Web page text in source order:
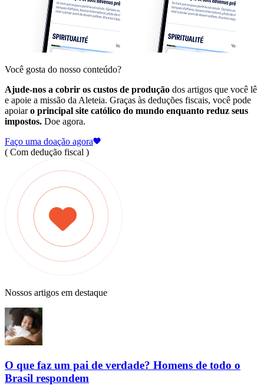
Você gosta do nosso conteúdo?
Ajude-nos a cobrir os custos de produção dos artigos que você lê
e apoie a missão da Aleteia. Graças às deduções fiscais, você pode
apoiaro principal site católico do mundo enquanto reduz seus
impostos. Doe agora.
Faço uma doação agora
( Com dedução fiscal )
Nossos artigos em destaque
O que faz um pai de verdade? Homens de todo o
Brasil respondem